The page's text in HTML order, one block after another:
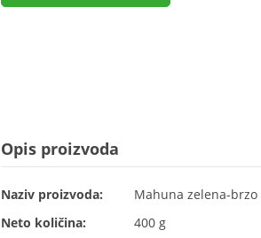
Opis proizvoda
Naziv proizvoda:
Mahuna zelena-
Neto količina:
400 g